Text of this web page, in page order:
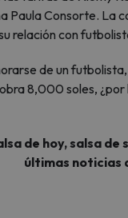
Paula Consorte. La
relación con
de un
8,000 soles,
de hoy, salsa de
últimas noticias